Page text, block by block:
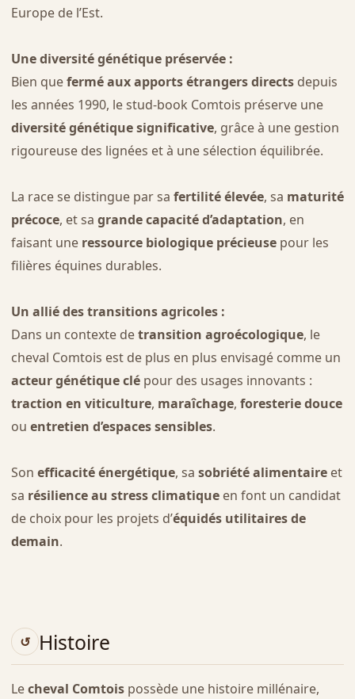
Europe de l’Est.
Une diversité génétique préservée :
Bien quefermé aux apports étrangers directsdepuis
les années 1990, le stud-book Comtois préserve une
diversité génétique significative, grâce à une gestion
rigoureuse des lignées et à une sélection équilibrée.
La race se distingue par sa fertilité élevée, sa maturité
précoce, et sa grande capacité d’adaptation, en
faisant une ressource biologique précieusepour les
filières équines durables.
Un allié des transitions agricoles :
Dans un contexte detransition agroécologique, le
cheval Comtois est de plus en plus envisagé comme un
acteur génétique clépour des usages innovants :
traction en viticulture, maraîchage, foresterie douce
ou entretien d’espaces sensibles.
Son efficacité énergétique, sa sobriété alimentaireet
sa résilience au stress climatiqueen font un candidat
de choix pour les projets d’équidés utilitaires de
demain.
Histoire
Lecheval Comtoispossède une histoire millénaire,